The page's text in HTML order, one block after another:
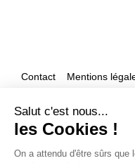
Salut c'est nous...
les Cookies !
On a attendu d'être sûrs que
Contact
Mentions
Et si nous parlions de